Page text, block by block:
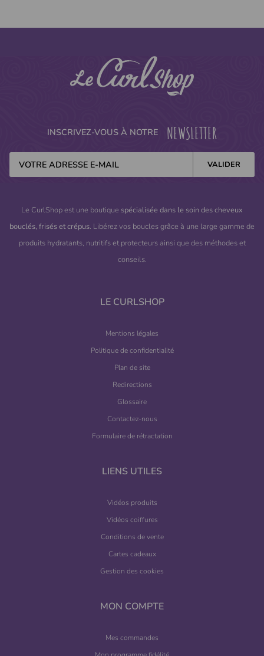
INSCRIVEZ-VOUS À NOTRE NEWSLETTER
Le CurlShop est une boutique spécialisée dans le soin des cheveux
bouclés, frisés et crépus. Libérez vos boucles grâce à une large gamme de
produits hydratants, nutritifs et protecteurs ainsi que des méthodes et
conseils.
LE CURLSHOP
Mentions légales
Politique de confidentialité
Plan de site
Redirections
Glossaire
Contactez-nous
Formulaire de rétractation
LIENS UTILES
Vidéos produits
Vidéos coiffures
Conditions de vente
Cartes cadeaux
Gestion des cookies
MON COMPTE
Mes commandes